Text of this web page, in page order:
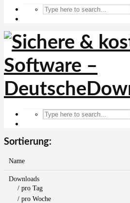
Sortierung:
Name
Downloads
/ pro Tag
/ pro Woche